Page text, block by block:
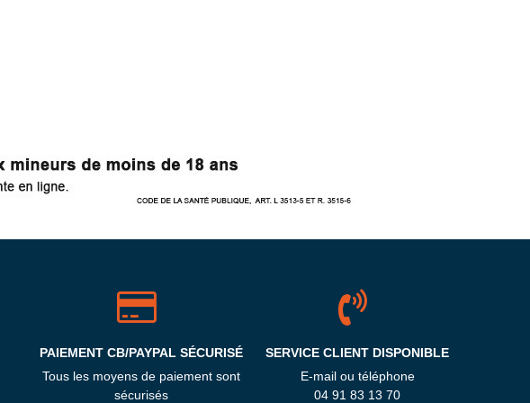
PAIEMENT CB/PAYPAL SÉCURISÉ
Tous les moyens de paiement sont
sécurisés
SERVICE CLIENT DISPONIBLE
E-mail ou téléphone
04 91 83 13 70